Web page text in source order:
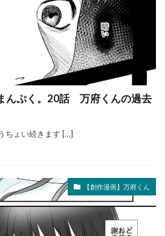
んぷく。20話 万府くんの過去
ちょい続きます […]
【創作漫画】万府くん